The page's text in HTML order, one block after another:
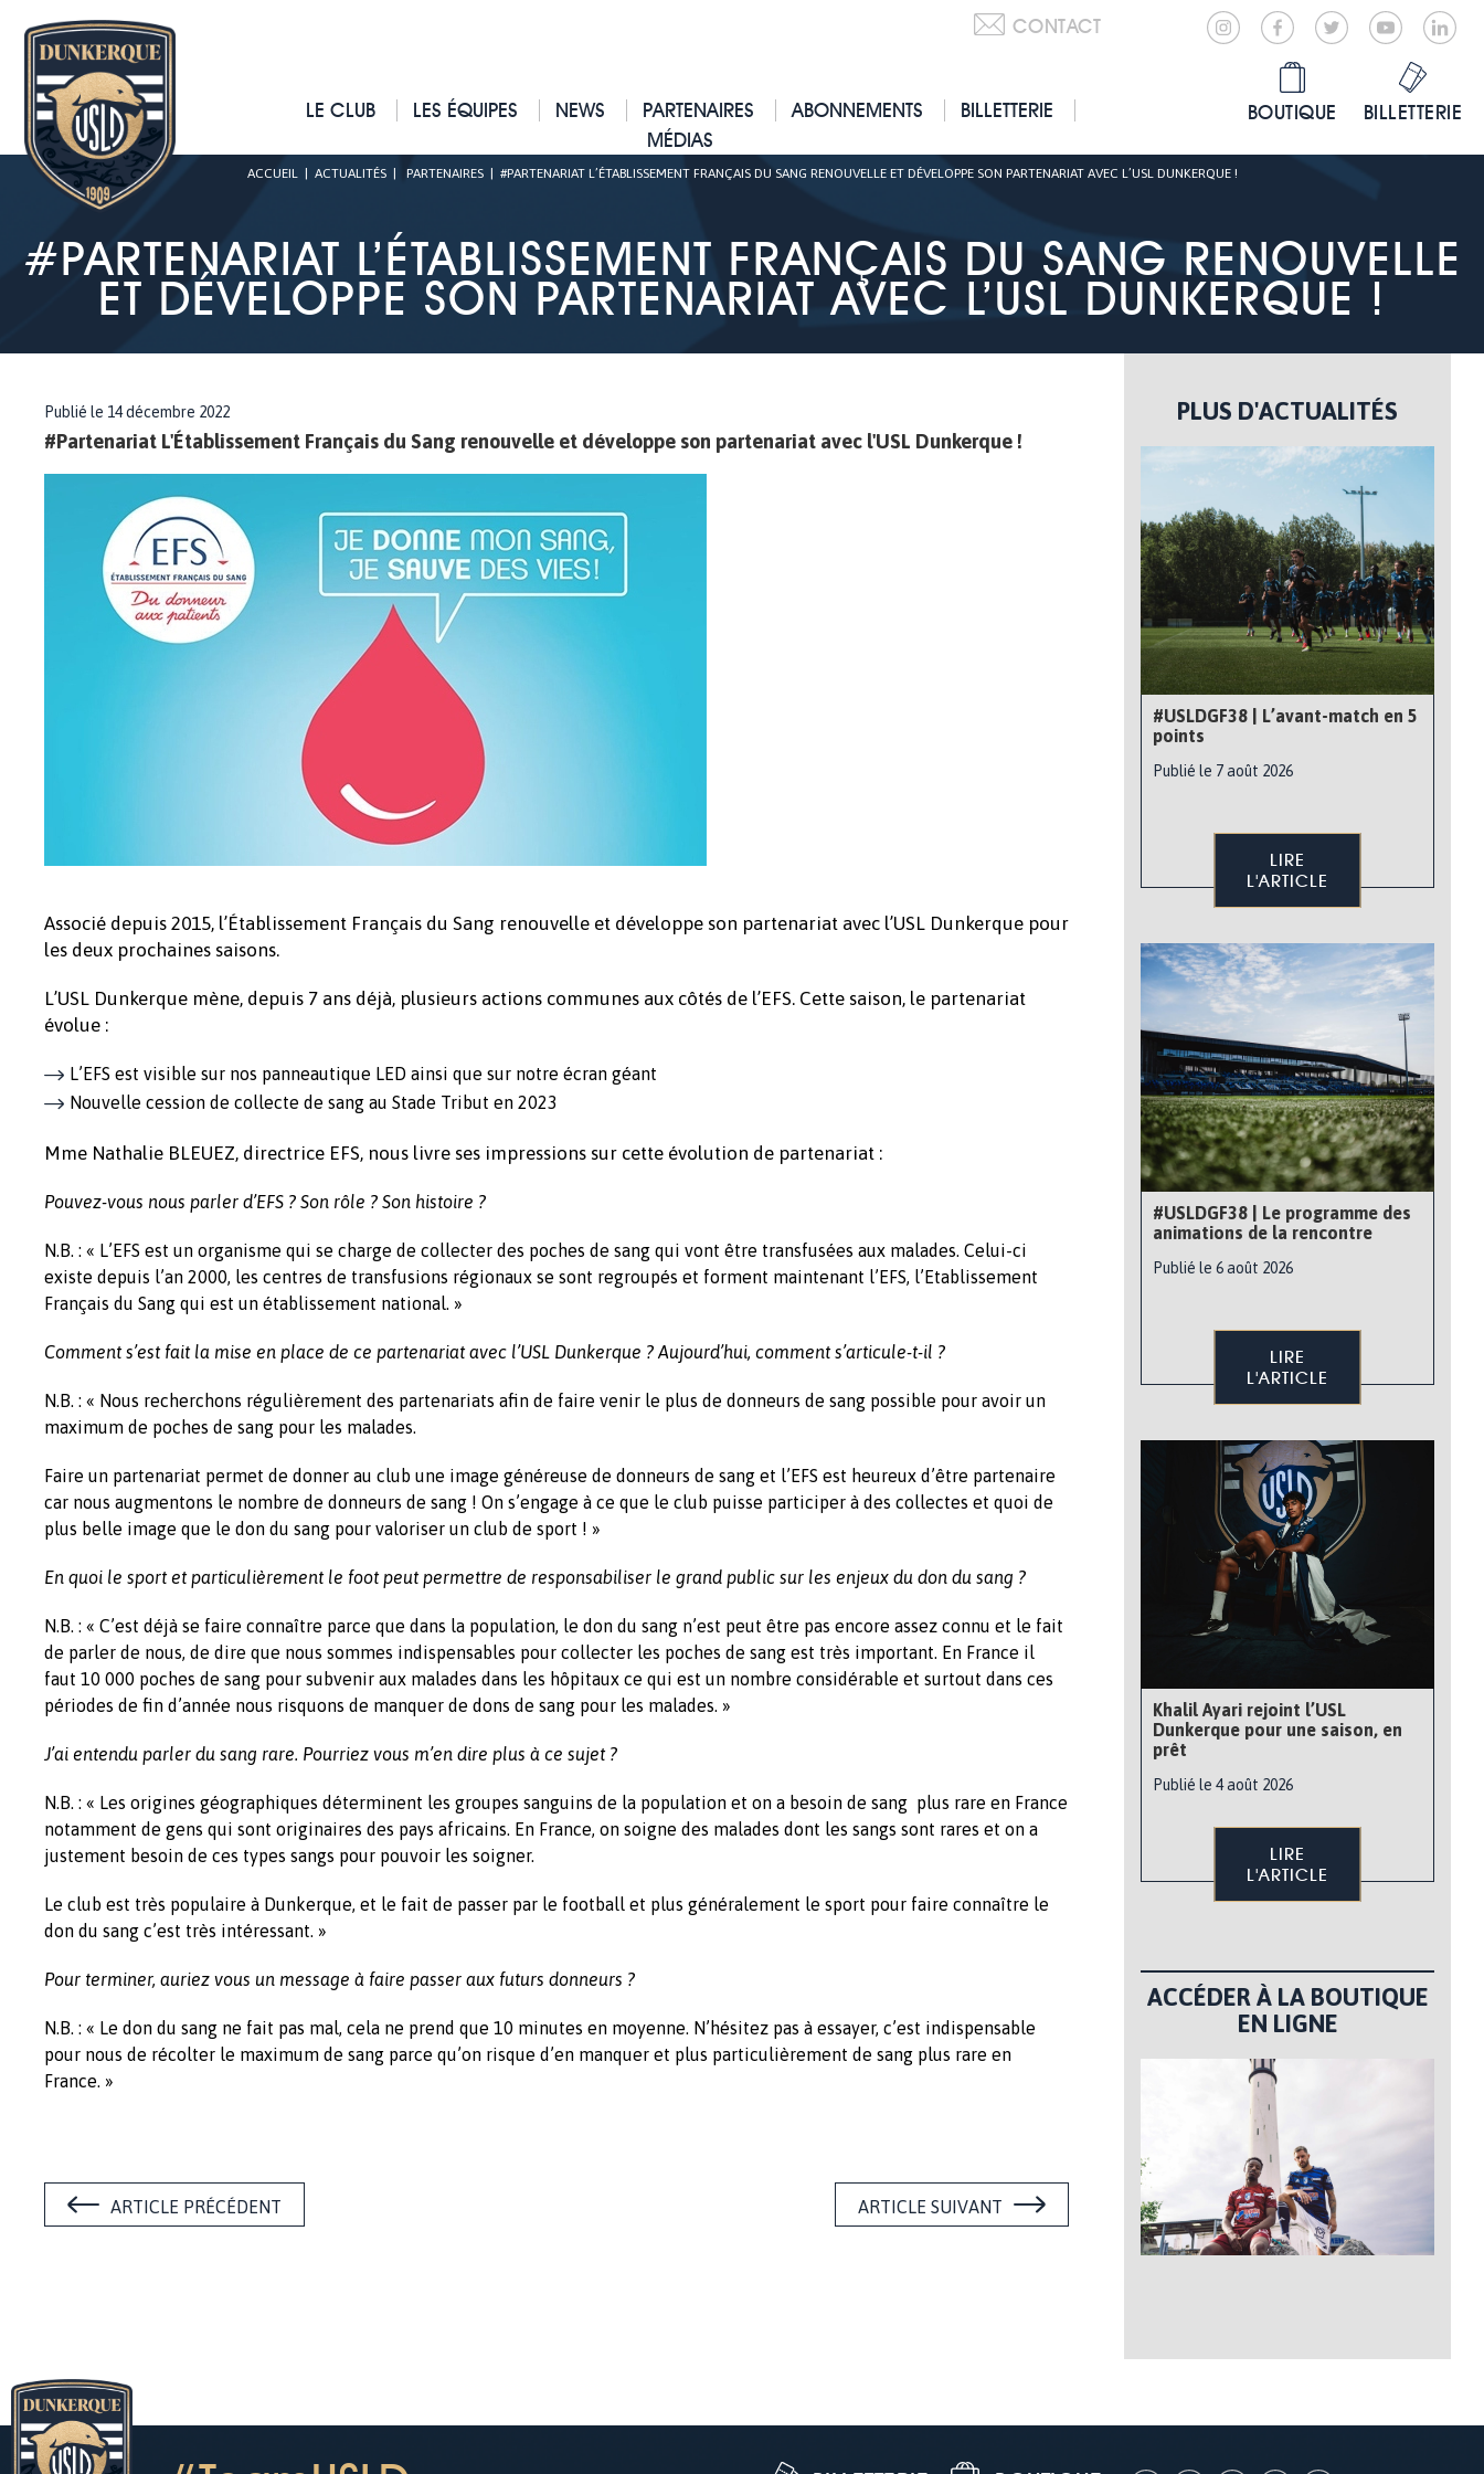
CONTACT
LE CLUB LES ÉQUIPES NEWS PARTENAIRES ABONNEMENTS
BILLETTERIE
MÉDIAS
BOUTIQUE BILLETTERIE
ACCUEIL| ACTUALITÉS| PARTENAIRES| #PARTENARIAT L’ÉTABLISSEMENT FRANÇAIS DU SANG RENOUVELLE ET DÉVELOPPE SON PARTENARIAT AVEC L’USL DUNKERQUE !
#PARTENARIAT L’ÉTABLISSEMENT FRANÇAIS DU SANG RENOUVELLE
ET DÉVELOPPE SON PARTENARIAT AVEC L’USL DUNKERQUE !
Publié le 14 décembre 2022
#Partenariat L'Établissement Français du Sang renouvelle et développe son partenariat avec l'USL Dunkerque !
Associé depuis 2015, l’Établissement Français du Sang renouvelle et développe son partenariat avec l’USL Dunkerque pour
les deux prochaines saisons.
L’USL Dunkerque mène, depuis 7 ans déjà, plusieurs actions communes aux côtés de l’EFS. Cette saison, le partenariat
évolue :
L’EFS est visible sur nos panneautique LED ainsi que sur notre écran géant
Nouvelle cession de collecte de sang au Stade Tribut en 2023
Mme Nathalie BLEUEZ, directrice EFS, nous livre ses impressions sur cette évolution de partenariat :
Pouvez-vous nous parler d’EFS ? Son rôle ? Son histoire ?
N.B. : « L’EFS est un organisme qui se charge de collecter des poches de sang qui vont être transfusées aux malades. Celui-ci
existe depuis l’an 2000, les centres de transfusions régionaux se sont regroupés et forment maintenant l’EFS, l’Etablissement
Français du Sang qui est un établissement national. »
Comment s’est fait la mise en place de ce partenariat avec l’USL Dunkerque ? Aujourd’hui, comment s’articule-t-il ?
N.B. : « Nous recherchons régulièrement des partenariats afin de faire venir le plus de donneurs de sang possible pour avoir un
maximum de poches de sang pour les malades.
Faire un partenariat permet de donner au club une image généreuse de donneurs de sang et l’EFS est heureux d’être partenaire
car nous augmentons le nombre de donneurs de sang ! On s’engage à ce que le club puisse participer à des collectes et quoi de
plus belle image que le don du sang pour valoriser un club de sport ! »
En quoi le sport et particulièrement le foot peut permettre de responsabiliser le grand public sur les enjeux du don du sang ?
N.B. : « C’est déjà se faire connaître parce que dans la population, le don du sang n’est peut être pas encore assez connu et le fait
de parler de nous, de dire que nous sommes indispensables pour collecter les poches de sang est très important. En France il
faut 10 000 poches de sang pour subvenir aux malades dans les hôpitaux ce qui est un nombre considérable et surtout dans ces
périodes de fin d’année nous risquons de manquer de dons de sang pour les malades. »
J’ai entendu parler du sang rare. Pourriez vous m’en dire plus à ce sujet ?
N.B. : « Les origines géographiques déterminent les groupes sanguins de la population et on a besoin de sang plus rare en France
notamment de gens qui sont originaires des pays africains. En France, on soigne des malades dont les sangs sont rares et on a
justement besoin de ces types sangs pour pouvoir les soigner.
Le club est très populaire à Dunkerque, et le fait de passer par le football et plus généralement le sport pour faire connaître le
don du sang c’est très intéressant. »
Pour terminer, auriez vous un message à faire passer aux futurs donneurs ?
N.B. : « Le don du sang ne fait pas mal, cela ne prend que 10 minutes en moyenne. N’hésitez pas à essayer, c’est indispensable
pour nous de récolter le maximum de sang parce qu’on risque d’en manquer et plus particulièrement de sang plus rare en
France. »
ARTICLE PRÉCÉDENT ARTICLE SUIVANT
PLUS D'ACTUALITÉS
#USLDGF38 | L’avant-match en 5
points
Publié le 7 août 2026
LIRE
L'ARTICLE
#USLDGF38 | Le programme des
animations de la rencontre
Publié le 6 août 2026
LIRE
L'ARTICLE
Khalil Ayari rejoint l’USL
Dunkerque pour une saison, en
prêt
Publié le 4 août 2026
LIRE
L'ARTICLE
ACCÉDER À LA BOUTIQUE
EN LIGNE